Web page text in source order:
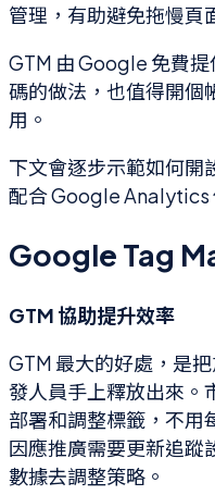
管理，有助避免拖慢頁
GTM 由 Google 免費
碼的做法，也值得開個
用。
下文會逐步示範如何開
配合 Google Analytics
Google Tag
GTM 協助提升效率
GTM 最大的好處，是
發人員手上釋放出來。
部署和調整標籤，不用
因應推廣需要更新追蹤
數據去調整策略。